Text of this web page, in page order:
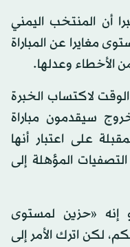
أن المنتخب اليمني
مغايرا عن المباراة
الأخطاء وعدلها.
لاكتساب الخبرة
سيقدمون مباراة
على اعتبار أنها
المؤهلة إلى
إنه «حزين لمستوى
لكن اترك الأمر إلى